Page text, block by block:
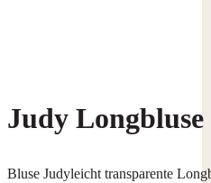
Judy Longbluse
Bluse Judyleicht transparente